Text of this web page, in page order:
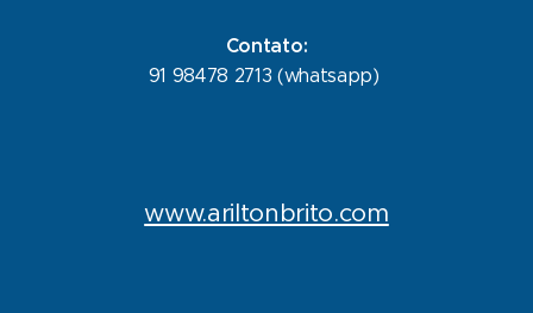
Contato:
91 98478 2713 (whatsapp)
www.ariltonbrito.com